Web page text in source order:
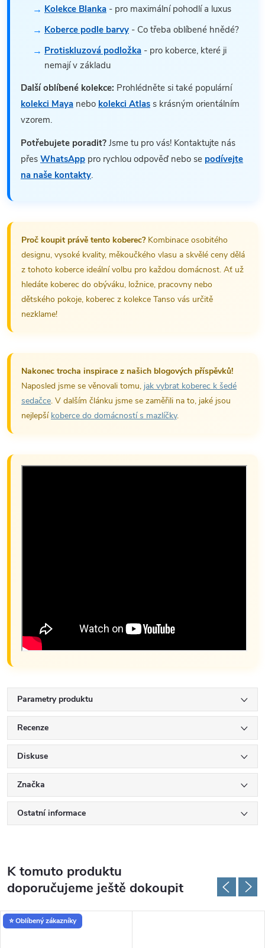
Kolekce Blanka - pro maximální pohodlí a luxus
Koberce podle barvy - Co třeba oblíbené hnědé?
Protiskluzová podložka - pro koberce, které ji
nemají v základu
Další oblíbené kolekce: Prohlédněte si také populární
kolekci Maya nebo kolekci Atlas s krásným orientálním
vzorem.
Potřebujete poradit? Jsme tu pro vás! Kontaktujte nás
přes WhatsApp pro rychlou odpověď nebo se podívejte
na naše kontakty.
Proč koupit právě tento koberec?Kombinace osobitého
designu, vysoké kvality, měkoučkého vlasu a skvělé ceny dělá
z tohoto koberce ideální volbu pro každou domácnost. Ať už
hledáte koberec do obýváku, ložnice, pracovny nebo
dětského pokoje, koberec z kolekce Tanso vás určitě
nezklame!
Nakonec trocha inspirace z našich blogových příspěvků!
Naposled jsme se věnovali tomu, jak vybrat koberec k šedé
sedačce. V dalším článku jsme se zaměřili na to, jaké jsou
nejlepší koberce do domácností s mazlíčky.
Parametry produktu
Recenze
Diskuse
Značka
Ostatní informace
K tomuto produktu
doporučujeme ještě dokoupit
⭐ Oblíbený zákazníky